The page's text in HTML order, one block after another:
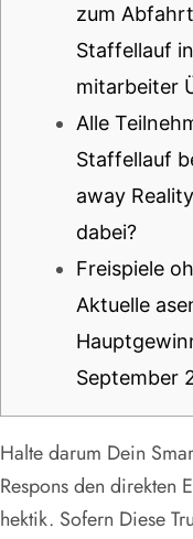
zum
Staffellauf
mitarbeiter
Alle
Staffellauf
away
dabei?
Freispiele
Aktuelle
September
Halte darum Dein
Respons den direkten
hektik. Sofern Diese